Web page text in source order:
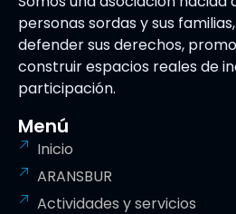
personas sordas y sus
defender sus derechos,
construir espacios reales de
participación.
Menú
Inicio
ARANSBUR
Actividades y servicios